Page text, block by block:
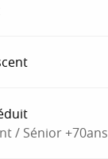
/ Sénior +70ans